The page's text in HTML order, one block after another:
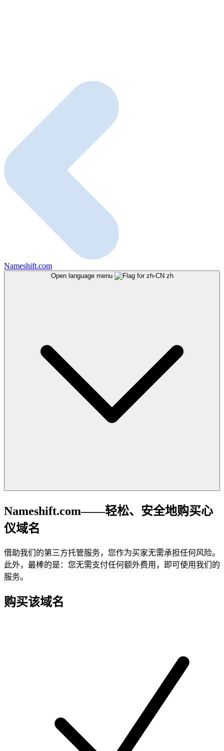
Nameshift.com
Open language menu zh
Nameshift.com——轻松、安全地购买心
仪域名
借助我们的第三方托管服务，您作为买家无需承担任何风险。
此外，最棒的是：您无需支付任何额外费用，即可使用我们的
服务。
购买该域名